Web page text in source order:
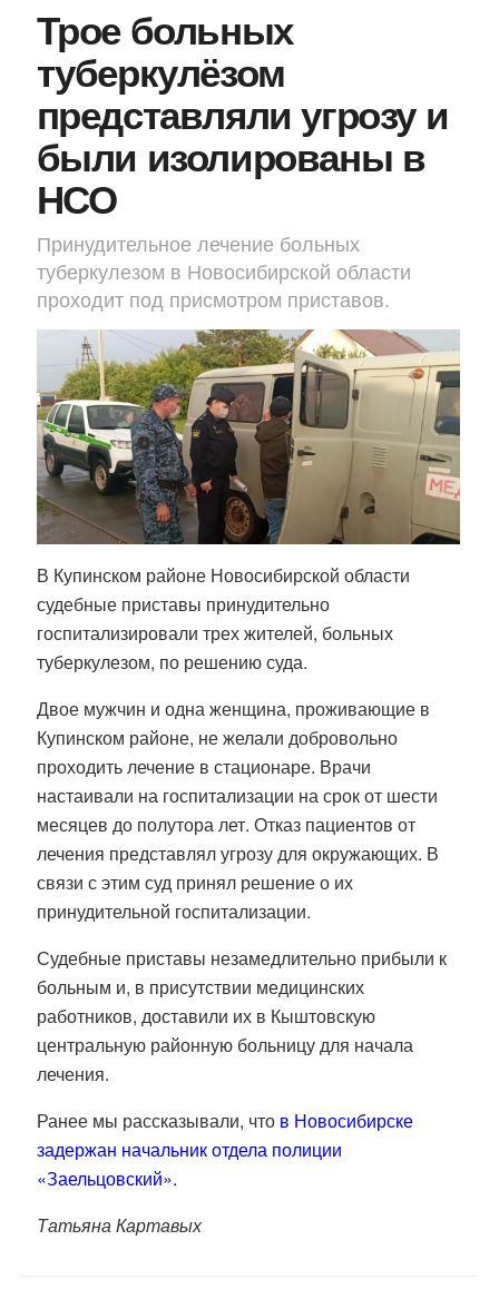
Трое больных
туберкулёзом
представляли угрозу и
были изолированы в
НСО
Принудительное лечение больных
туберкулезом в Новосибирской области
проходит под присмотром приставов.
В Купинском районе Новосибирской области
судебные приставы принудительно
госпитализировали трех жителей, больных
туберкулезом, по решению суда.
Двое мужчин и одна женщина, проживающие в
Купинском районе, не желали добровольно
проходить лечение в стационаре. Врачи
настаивали на госпитализации на срок от шести
месяцев до полутора лет. Отказ пациентов от
лечения представлял угрозу для окружающих. В
связи с этим суд принял решение о их
принудительной госпитализации.
Судебные приставы незамедлительно прибыли к
больным и, в присутствии медицинских
работников, доставили их в Кыштовскую
центральную районную больницу для начала
лечения.
Ранее мы рассказывали, что в Новосибирске
задержан начальник отдела полиции
«Заельцовский».
Татьяна Картавых